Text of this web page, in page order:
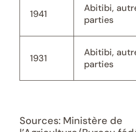
1941
Abitibi,
parties
1931
Abitibi,
parties
Sources: Ministère de